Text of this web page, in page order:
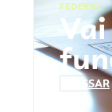
FEDERAL
ACESSAR